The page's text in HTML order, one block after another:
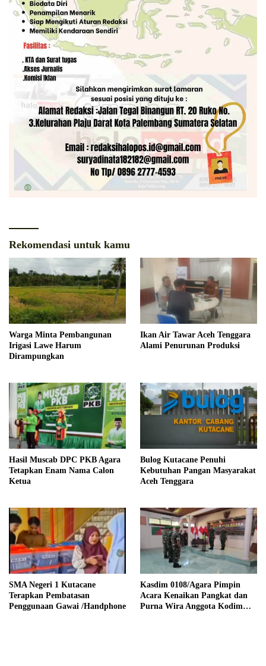
Rekomendasi untuk kamu
Warga Minta Pembangunan
Irigasi Lawe Harum
Dirampungkan
Ikan Air Tawar Aceh Tenggara
Alami Penurunan Produksi
Hasil Muscab DPC PKB Agara
Tetapkan Enam Nama Calon
Ketua
Bulog Kutacane Penuhi
Kebutuhan Pangan Masyarakat
Aceh Tenggara
SMA Negeri 1 Kutacane
Terapkan Pembatasan
Penggunaan Gawai /Handphone
Kasdim 0108/Agara Pimpin
Acara Kenaikan Pangkat dan
Purna Wira Anggota Kodim